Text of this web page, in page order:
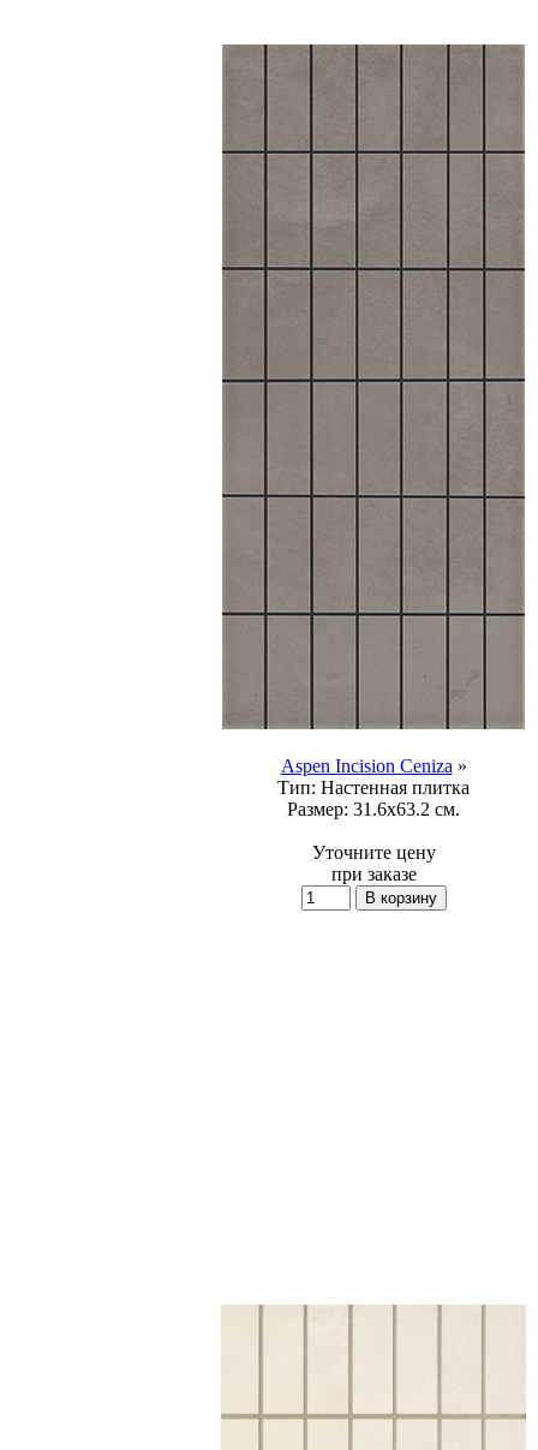
Aspen Incision Ceniza »
Тип: Настенная плитка
Размер: 31.6x63.2 см.
Уточните цену
при заказе